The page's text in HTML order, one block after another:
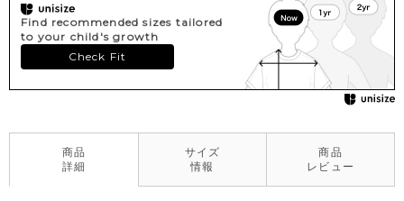
Find recommended sizes tailored
to your child's growth
Check Fit
商品
詳細
サイズ
情報
商品
レビュー